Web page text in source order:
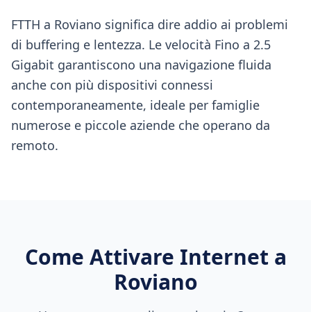
FTTH a Roviano significa dire addio ai problemi
di buffering e lentezza. Le velocità Fino a 2.5
Gigabit garantiscono una navigazione fluida
anche con più dispositivi connessi
contemporaneamente, ideale per famiglie
numerose e piccole aziende che operano da
remoto.
Come Attivare Internet a
Roviano